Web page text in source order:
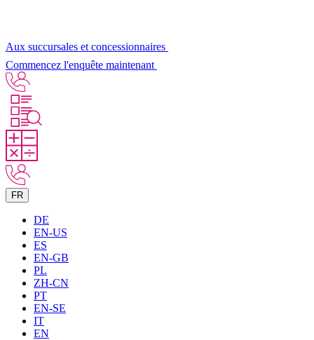
Aux succursales et concessionnaires
Commencez l'enquête maintenant
FR
DE
EN-US
ES
EN-GB
PL
ZH-CN
PT
EN-SE
IT
EN